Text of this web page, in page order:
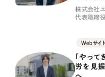
Webサイト制作
コーポレートサイ
採用サイト制作
キャンペーン・プロ
ブランディング（ロ
オプションサービ
株式会社
代表取締
Webサイ
「やって
労を見